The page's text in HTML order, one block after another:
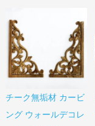
チーク無垢材 カービ
ング ウォールデコレ